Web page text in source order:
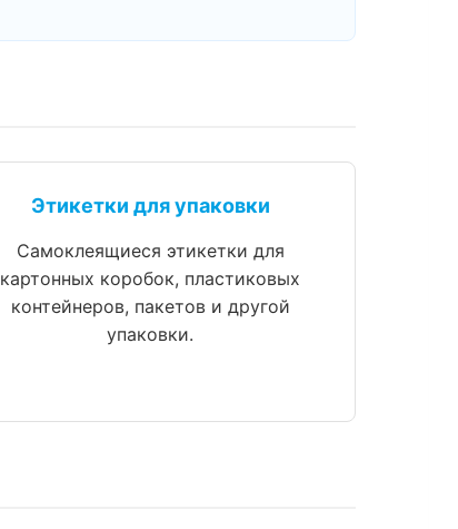
Этикетки для упаковки
Самоклеящиеся этикетки для
картонных коробок, пластиковых
контейнеров, пакетов и другой
упаковки.